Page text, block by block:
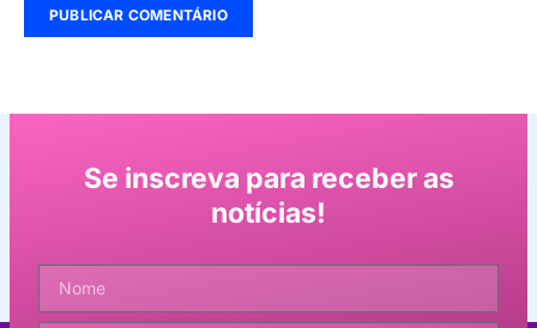
Se inscreva para receber as
notícias!